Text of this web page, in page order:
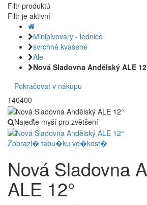
Filtr produktů
Filtr je aktivní
Minipivovary - lednice
svrchně kvašené
Ale
Nová Sladovna Andělský ALE
Pokračovat v nákupu
140400
Najeďte myší pro zvětšení
Zobrazi� tabu�ku ve�kost�
Nová Sladovna
ALE 12°